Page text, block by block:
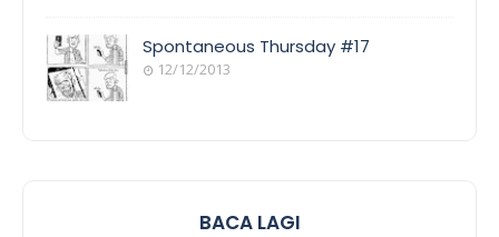
THINGS
Spontaneous Thursday #17
12/12/2013
BACA LAGI